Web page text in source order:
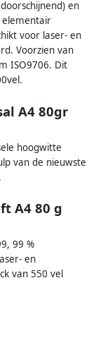
en
elementair
voor laser- en
Voorzien van
ISO9706. Dit
A4 80gr
hoogwitte
van de nieuwste
A4 80 g
99 %
en
van 550 vel